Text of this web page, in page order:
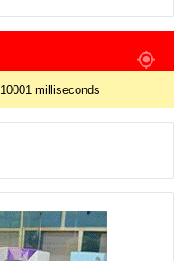
milliseconds